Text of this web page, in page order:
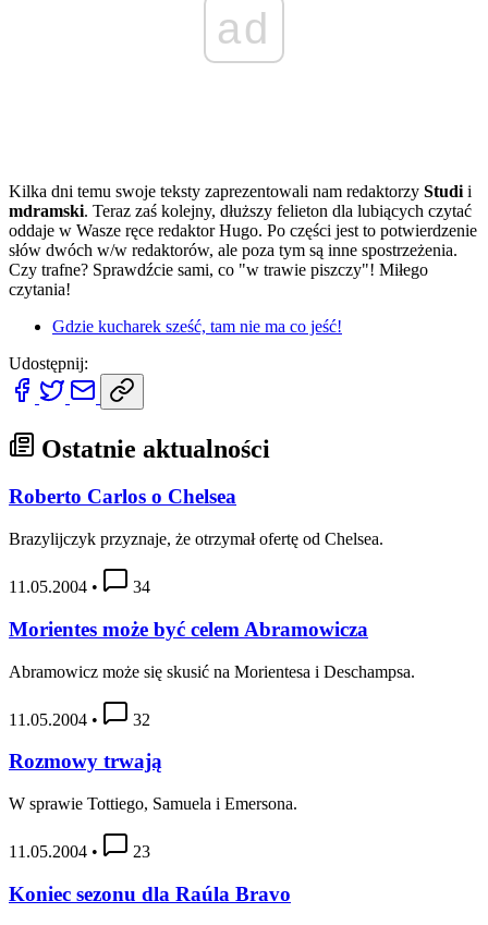
ad
Kilka dni temu swoje teksty zaprezentowali nam redaktorzy Studi i
mdramski. Teraz zaś kolejny, dłuższy felieton dla lubiących czytać
oddaje w Wasze ręce redaktor Hugo. Po części jest to potwierdzenie
słów dwóch w/w redaktorów, ale poza tym są inne spostrzeżenia.
Czy trafne? Sprawdźcie sami, co "w trawie piszczy"! Miłego
czytania!
Gdzie kucharek sześć, tam nie ma co jeść!
Udostępnij:
Ostatnie aktualności
Roberto Carlos o Chelsea
Brazylijczyk przyznaje, że otrzymał ofertę od Chelsea.
11.05.2004 • 34
Morientes może być celem Abramowicza
Abramowicz może się skusić na Morientesa i Deschampsa.
11.05.2004 • 32
Rozmowy trwają
W sprawie Tottiego, Samuela i Emersona.
11.05.2004 • 23
Koniec sezonu dla Raúla Bravo